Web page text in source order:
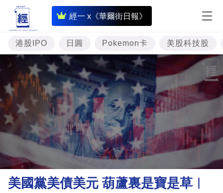
經一 x《華爾街日報》
即
時
財
經
題
投
資
樓
市
理
財
港股IPO 日圓 Pokemon卡 美股科技股
美國黨美債美元 葫蘆裏是寶是草︳